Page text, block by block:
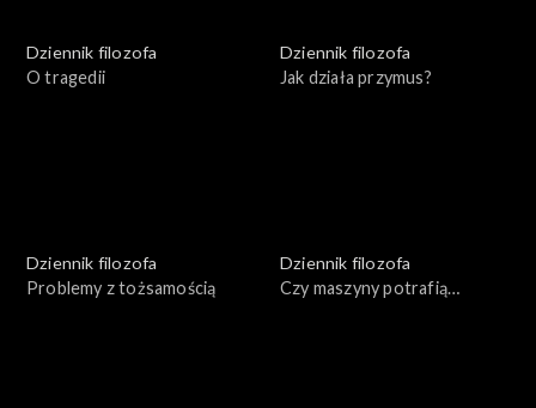
Dziennik filozofa
O tragedii
Dziennik filozofa
Jak działa przymus?
Dziennik filozofa
Problemy z tożsamością
Dziennik filozofa
Czy maszyny potrafią